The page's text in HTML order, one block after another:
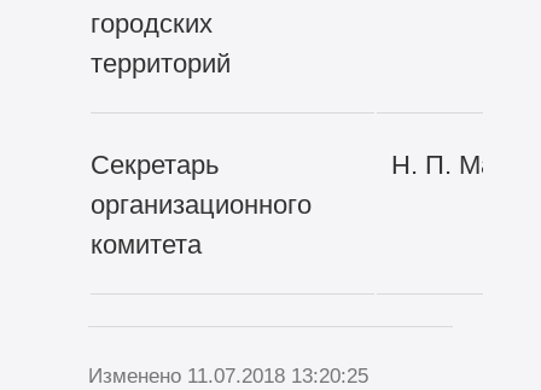
городских
территорий
Секретарь
организационного
комитета
Н. П.
Изменено 11.07.2018 13:20:25